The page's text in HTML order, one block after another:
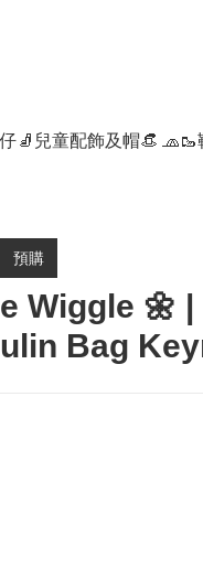
🧦 兒童配飾及帽👒 🧢🥾
預購
Wiggle 🌼 |
Bag